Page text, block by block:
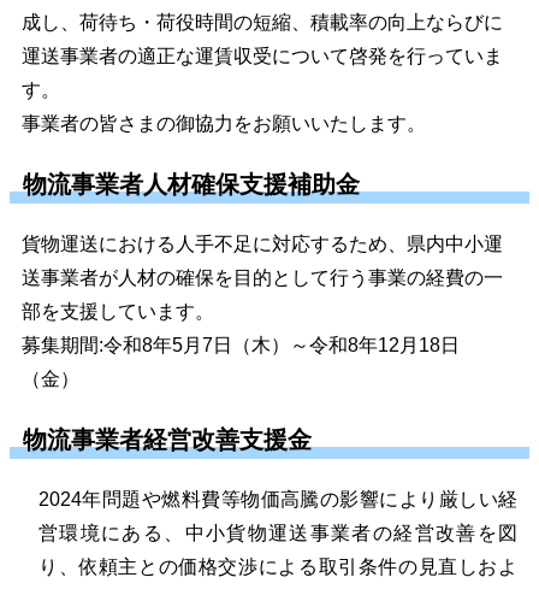
成し、荷待ち・荷役時間の短縮、積載率の向上ならびに
運送事業者の適正な運賃収受について啓発を行っていま
す。
事業者の皆さまの御協力をお願いいたします。
物流事業者人材確保支援補助金
貨物運送における人手不足に対応するため、県内中小運
送事業者が人材の確保を目的として行う事業の経費の一
部を支援しています。
募集期間:令和8年5月7日（木）～令和8年12月18日
（金）
物流事業者経営改善支援金
2024年問題や燃料費等物価高騰の影響により厳しい経
営環境にある、 中小貨物運送事業者の経営改善を図
り、依頼主との価格交渉による取引条件の見直しおよ